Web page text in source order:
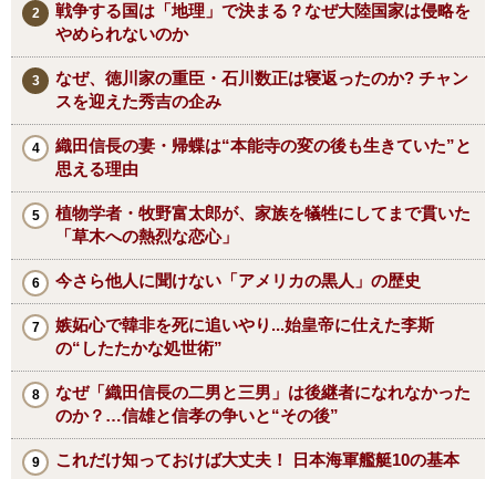
戦争する国は「地理」で決まる？なぜ大陸国家は侵略を
やめられないのか
なぜ、徳川家の重臣・石川数正は寝返ったのか? チャン
スを迎えた秀吉の企み
織田信長の妻・帰蝶は“本能寺の変の後も生きていた”と
思える理由
植物学者・牧野富太郎が、家族を犠牲にしてまで貫いた
「草木への熱烈な恋心」
今さら他人に聞けない「アメリカの黒人」の歴史
嫉妬心で韓非を死に追いやり...始皇帝に仕えた李斯
の“したたかな処世術”
なぜ「織田信長の二男と三男」は後継者になれなかった
のか？…信雄と信孝の争いと“その後”
これだけ知っておけば大丈夫！ 日本海軍艦艇10の基本